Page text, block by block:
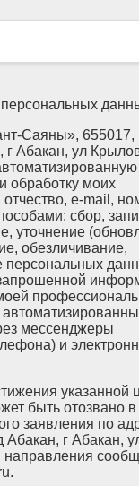
персональных
Саяны», 655017,
г Абакан, ул
обработку моих
e-mail,
сбор,
уточнение
обезличивание,
персональных
мессенджеры
и
указанной
быть отозвано
заявления по
Абакан, г Абакан,